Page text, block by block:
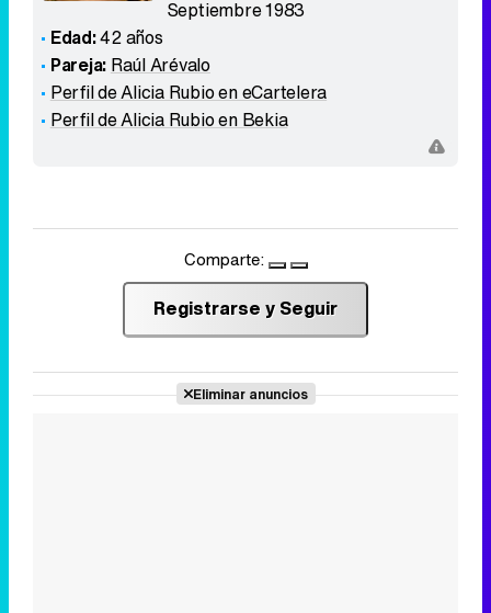
Septiembre 1983
Edad:42 años
Pareja: Raúl Arévalo
Perfil de Alicia Rubio en eCartelera
Perfil de Alicia Rubio en Bekia
Comparte:
Registrarse y Seguir
Eliminar anuncios